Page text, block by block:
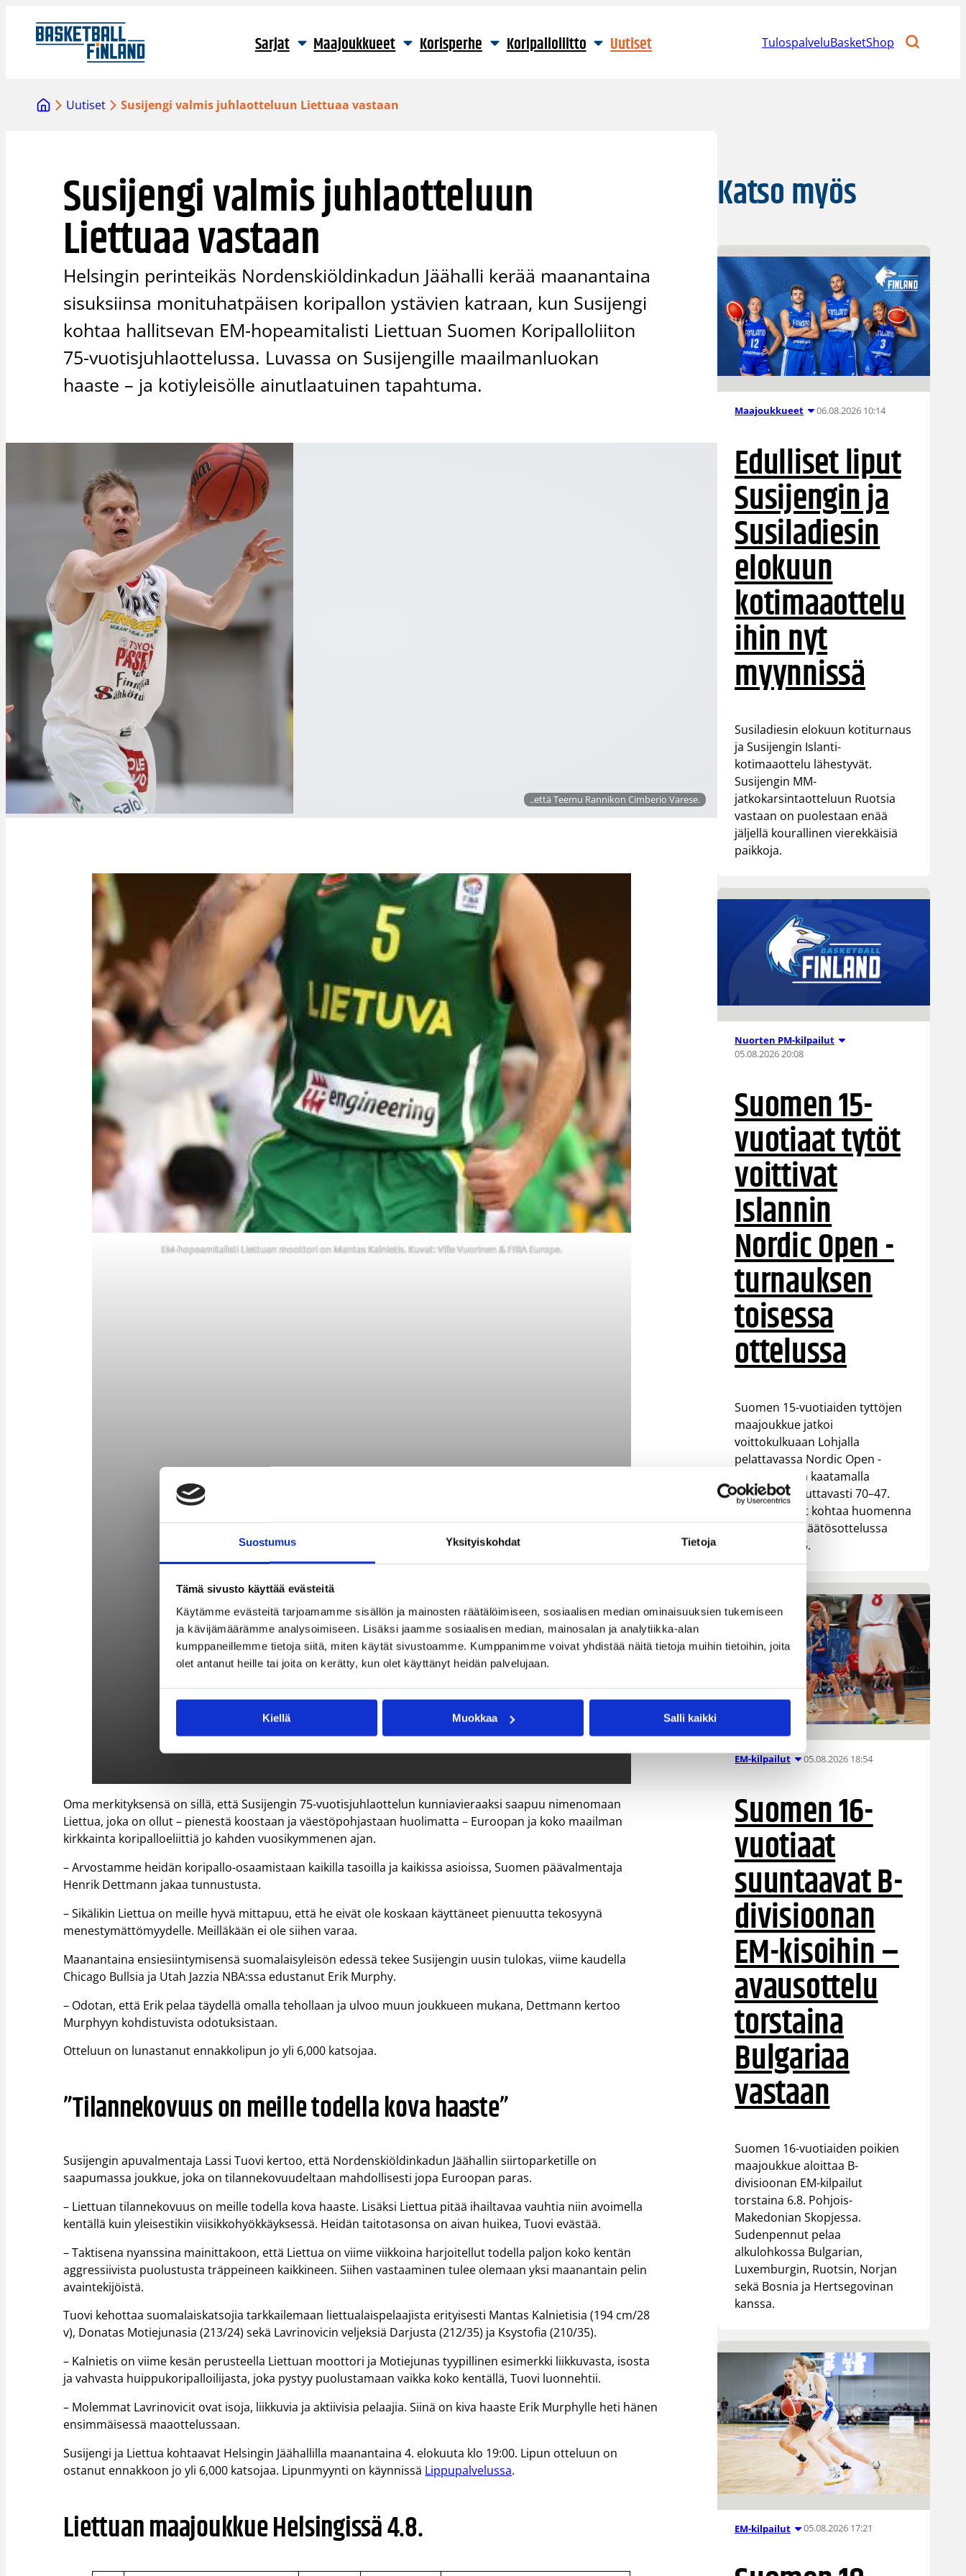
Suostumus Yksityiskohdat Tietoja
Tämä sivusto käyttää evästeitä
Käytämme evästeitä tarjoamamme sisällön ja mainosten räätälöimiseen, sosiaalisen median ominaisuuksien tukemiseen
ja kävijämäärämme analysoimiseen. Lisäksi jaamme sosiaalisen median, mainosalan ja analytiikka-alan
kumppaneillemme tietoja siitä, miten käytät sivustoamme. Kumppanimme voivat yhdistää näitä tietoja muihin tietoihin, joita
olet antanut heille tai joita on kerätty, kun olet käyttänyt heidän palvelujaan.
Kiellä Muokkaa Salli kaikki
sisältöön
Sarjat Maajoukkueet Korisperhe Koripalloliitto Uutiset TulospalveluBasketShop
Uutiset Susijengi valmis juhlaotteluun Liettuaa vastaan
Susijengi valmis juhlaotteluun
Liettuaa vastaan
Helsingin perinteikäs Nordenskiöldinkadun Jäähalli kerää maanantaina
sisuksiinsa monituhatpäisen koripallon ystävien katraan, kun Susijengi
kohtaa hallitsevan EM-hopeamitalisti Liettuan Suomen Koripalloliiton
75-vuotisjuhlaottelussa. Luvassa on Susijengille maailmanluokan
haaste – ja kotiyleisölle ainutlaatuinen tapahtuma.
..että Teemu Rannikon Cimberio Varese.
EM-hopeamitalisti Liettuan moottori on Mantas Kalnietis. Kuvat: Ville Vuorinen & FIBA Europe.
Oma merkityksensä on sillä, että Susijengin 75-vuotisjuhlaottelun kunniavieraaksi saapuu nimenomaan
Liettua, joka on ollut – pienestä koostaan ja väestöpohjastaan huolimatta – Euroopan ja koko maailman
kirkkainta koripalloeliittiä jo kahden vuosikymmenen ajan.
– Arvostamme heidän koripallo-osaamistaan kaikilla tasoilla ja kaikissa asioissa, Suomen päävalmentaja
Henrik Dettmann jakaa tunnustusta.
– Sikälikin Liettua on meille hyvä mittapuu, että he eivät ole koskaan käyttäneet pienuutta tekosyynä
menestymättömyydelle. Meilläkään ei ole siihen varaa.
Maanantaina ensiesiintymisensä suomalaisyleisön edessä tekee Susijengin uusin tulokas, viime kaudella
Chicago Bullsia ja Utah Jazzia NBA:ssa edustanut Erik Murphy.
– Odotan, että Erik pelaa täydellä omalla tehollaan ja ulvoo muun joukkueen mukana, Dettmann kertoo
Murphyyn kohdistuvista odotuksistaan.
Otteluun on lunastanut ennakkolipun jo yli 6,000 katsojaa.
”Tilannekovuus on meille todella kova haaste”
Susijengin apuvalmentaja Lassi Tuovi kertoo, että Nordenskiöldinkadun Jäähallin siirtoparketille on
saapumassa joukkue, joka on tilannekovuudeltaan mahdollisesti jopa Euroopan paras.
– Liettuan tilannekovuus on meille todella kova haaste. Lisäksi Liettua pitää ihailtavaa vauhtia niin avoimella
kentällä kuin yleisestikin viisikkohyökkäyksessä. Heidän taitotasonsa on aivan huikea, Tuovi evästää.
– Taktisena nyanssina mainittakoon, että Liettua on viime viikkoina harjoitellut todella paljon koko kentän
aggressiivista puolustusta träppeineen kaikkineen. Siihen vastaaminen tulee olemaan yksi maanantain pelin
avaintekijöistä.
Tuovi kehottaa suomalaiskatsojia tarkkailemaan liettualaispelaajista erityisesti Mantas Kalnietisia (194 cm/28
v), Donatas Motiejunasia (213/24) sekä Lavrinovicin veljeksiä Darjusta (212/35) ja Ksystofia (210/35).
– Kalnietis on viime kesän perusteella Liettuan moottori ja Motiejunas tyypillinen esimerkki liikkuvasta, isosta
ja vahvasta huippukoripalloilijasta, joka pystyy puolustamaan vaikka koko kentällä, Tuovi luonnehtii.
– Molemmat Lavrinovicit ovat isoja, liikkuvia ja aktiivisia pelaajia. Siinä on kiva haaste Erik Murphylle heti hänen
ensimmäisessä maaottelussaan.
Susijengi ja Liettua kohtaavat Helsingin Jäähallilla maanantaina 4. elokuuta klo 19:00. Lipun otteluun on
ostanut ennakkoon jo yli 6,000 katsojaa. Lipunmyynti on käynnissä Lippupalvelussa.
Liettuan maajoukkue Helsingissä 4.8.
Katso myös
Maajoukkueet 06.08.2026 10:14
Edulliset liput
Susijengin ja
Susiladiesin
elokuun
kotimaaottelu
ihin nyt
myynnissä
Susiladiesin elokuun kotiturnaus
ja Susijengin Islanti-
kotimaaottelu lähestyvät.
Susijengin MM-
jatkokarsintaotteluun Ruotsia
vastaan on puolestaan enää
jäljellä kourallinen vierekkäisiä
paikkoja.
Nuorten PM-kilpailut
05.08.2026 20:08
Suomen 15-
vuotiaat tytöt
voittivat
Islannin
Nordic Open -
turnauksen
toisessa
ottelussa
Suomen 15-vuotiaiden tyttöjen
maajoukkue jatkoi
voittokulkuaan Lohjalla
pelattavassa Nordic Open -
turnauksessa kaatamalla
Islannin vakuuttavasti 70–47.
Sudenpennut kohtaa huomenna
turnauksen päätösottelussa
Latvian klo 15.
EM-kilpailut 05.08.2026 18:54
Suomen 16-
vuotiaat
suuntaavat B-
divisioonan
EM-kisoihin –
avausottelu
torstaina
Bulgariaa
vastaan
Suomen 16-vuotiaiden poikien
maajoukkue aloittaa B-
divisioonan EM-kilpailut
torstaina 6.8. Pohjois-
Makedonian Skopjessa.
Sudenpennut pelaa
alkulohkossa Bulgarian,
Luxemburgin, Ruotsin, Norjan
sekä Bosnia ja Hertsegovinan
kanssa.
EM-kilpailut 05.08.2026 17:21